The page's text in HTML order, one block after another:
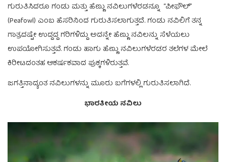
ಗುರುತಿಸಿದರೂ ಗಂಡು ಮತ್ತು ಹೆಣ್ಣು ನವಿಲುಗಳೆರಡನ್ನೂ “ಪೀಫೌಲ್”
(Peafowl) ಎಂಬ ಹೆಸರಿನಿಂದ ಗುರುತಿಸಲಾಗುತ್ತದೆ. ಗಂಡು ನವಿಲಿಗೆ ತನ್ನ
ಗಾತ್ರದಷ್ಟೇ ಉದ್ದದ್ದ ಗರಿಗಳಿದ್ದು ಅದನ್ನೇ ಹೆಣ್ಣು ನವಿಲನ್ನು ಸೆಳೆಯಲು
ಉಪಯೋಗಿಸುತ್ತವೆ. ಗಂಡು ಹಾಗು ಹೆಣ್ಣು ನವಿಲುಗಳೆರಡರ ತಲೆಗಳ ಮೇಲೆ
ಕಿರೀಟದಂತಹ ಆಕರ್ಷಕವಾದ ಪುಕ್ಕಗಳಿರುತ್ತವೆ.
ಜಗತ್ತಿನಾದ್ಯಂತ ನವಿಲುಗಳನ್ನು ಮೂರು ಬಗೆಗಳಲ್ಲಿ ಗುರುತಿಸಲಾಗಿದೆ.
ಭಾರತೀಯ ನವಿಲು